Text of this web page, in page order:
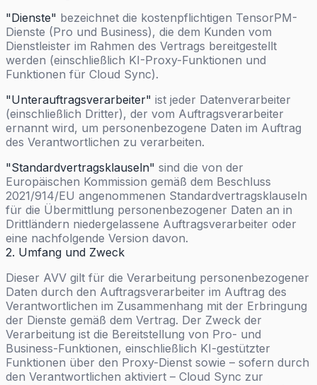
"Dienste" bezeichnet die kostenpflichtigen TensorPM-
Dienste (Pro und Business), die dem Kunden vom
Dienstleister im Rahmen des Vertrags bereitgestellt
werden (einschließlich KI-Proxy-Funktionen und
Funktionen für Cloud Sync).
"Unterauftragsverarbeiter" ist jeder Datenverarbeiter
(einschließlich Dritter), der vom Auftragsverarbeiter
ernannt wird, um personenbezogene Daten im Auftrag
des Verantwortlichen zu verarbeiten.
"Standardvertragsklauseln" sind die von der
Europäischen Kommission gemäß dem Beschluss
2021/914/EU angenommenen Standardvertragsklauseln
für die Übermittlung personenbezogener Daten an in
Drittländern niedergelassene Auftragsverarbeiter oder
eine nachfolgende Version davon.
2. Umfang und Zweck
Dieser AVV gilt für die Verarbeitung personenbezogener
Daten durch den Auftragsverarbeiter im Auftrag des
Verantwortlichen im Zusammenhang mit der Erbringung
der Dienste gemäß dem Vertrag. Der Zweck der
Verarbeitung ist die Bereitstellung von Pro- und
Business-Funktionen, einschließlich KI-gestützter
Funktionen über den Proxy-Dienst sowie – sofern durch
den Verantwortlichen aktiviert – Cloud Sync zur